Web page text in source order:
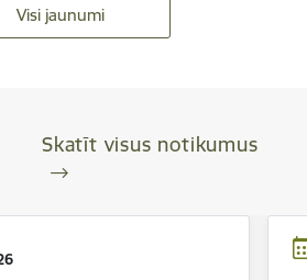
Visi jaunumi
Skatīt visus notikumus